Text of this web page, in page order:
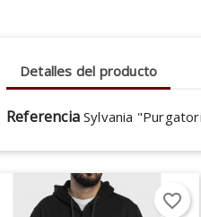
Detalles del producto
Referencia Sylvania
favorite_border